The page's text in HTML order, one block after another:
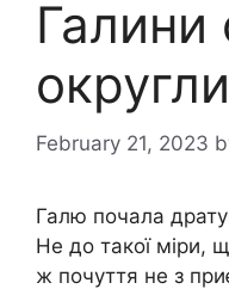
Галини
February 21, 2023
Галю почала
Не до такої міри,
ж почуття не з